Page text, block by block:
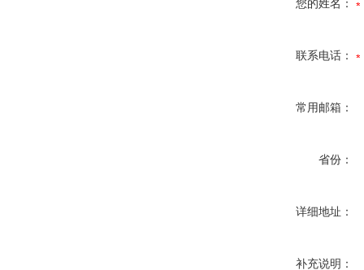
您的姓名：
联系电话：
常用邮箱：
省份：
详细地址：
补充说明：